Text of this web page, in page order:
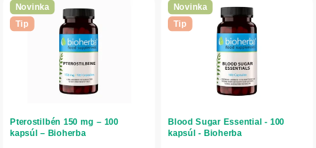
p
r
o
v
ý
p
d
u
Novinka
Tip
Pterostilbén 150 mg – 100
kapsúl – Bioherba
Novinka
Tip
Blood Sugar Essential - 100
kapsúl - Bioherba